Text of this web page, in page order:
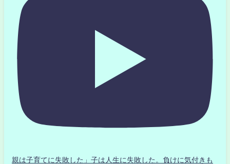
親は子育てに失敗した」子は人生に失敗した。負けに気付きも